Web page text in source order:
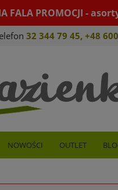
FALA PROMOCJI -
32 344 79 45, +48
NOWOŚCI OUTLET